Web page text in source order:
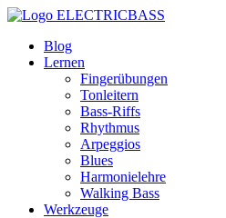
ELECTRICBASS
Blog
Lernen
Fingerübungen
Tonleitern
Bass-Riffs
Rhythmus
Arpeggios
Blues
Harmonielehre
Walking Bass
Werkzeuge